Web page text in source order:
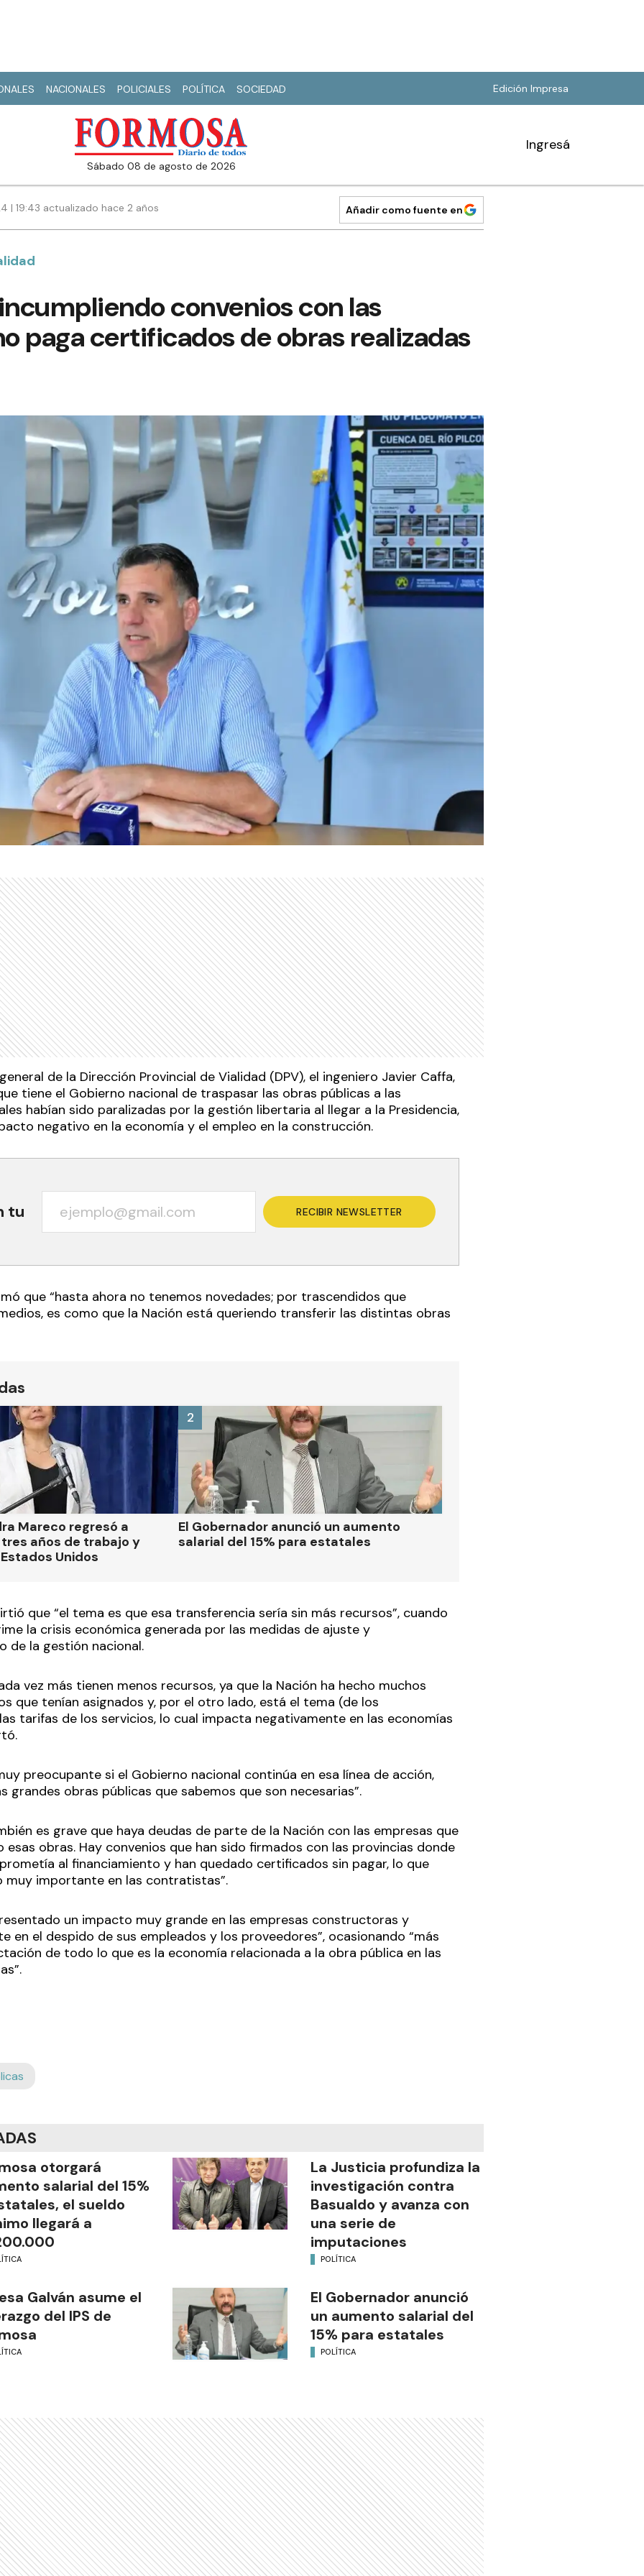
NACIONALES POLICIALES POLÍTICA SOCIEDAD Edición Impresa
sábado 08 de agosto de 2026
Ingresá
| 19:43 actualizado hace 2 años Añadir como fuente en
convenios con las
paga certificados de obras realizadas
de la Dirección Provincial de Vialidad (DPV), el ingeniero Javier Caffa,
tiene el Gobierno nacional de traspasar las obras públicas a las
habían sido paralizadas por la gestión libertaria al llegar a la Presidencia,
negativo en la economía y el empleo en la construcción.
tu RECIBIR NEWSLETTER
que “hasta ahora no tenemos novedades; por trascendidos que
es como que la Nación está queriendo transferir las distintas obras
Mareco regresó a
años de trabajo y
Unidos
El Gobernador anunció un aumento
salarial del 15% para estatales
2
que “el tema es que esa transferencia sería sin más recursos”, cuando
la crisis económica generada por las medidas de ajuste y
de la gestión nacional.
vez más tienen menos recursos, ya que la Nación ha hecho muchos
que tenían asignados y, por el otro lado, está el tema (de los
tarifas de los servicios, lo cual impacta negativamente en las economías
preocupante si el Gobierno nacional continúa en esa línea de acción,
grandes obras públicas que sabemos que son necesarias”.
es grave que haya deudas de parte de la Nación con las empresas que
esas obras. Hay convenios que han sido firmados con las provincias donde
al financiamiento y han quedado certificados sin pagar, lo que
muy importante en las contratistas”.
un impacto muy grande en las empresas constructoras y
en el despido de sus empleados y los proveedores”, ocasionando “más
de todo lo que es la economía relacionada a la obra pública en las
otorgará
salarial del 15%
el sueldo
llegará a
La Justicia profundiza la
investigación contra
Basualdo y avanza con
una serie de
imputaciones
POLÍTICA
Galván asume el
del IPS de
El Gobernador anunció
un aumento salarial del
15% para estatales
POLÍTICA